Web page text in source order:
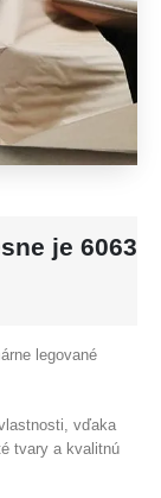
je 6063
legované
vďaka
tvary a kvalitnú